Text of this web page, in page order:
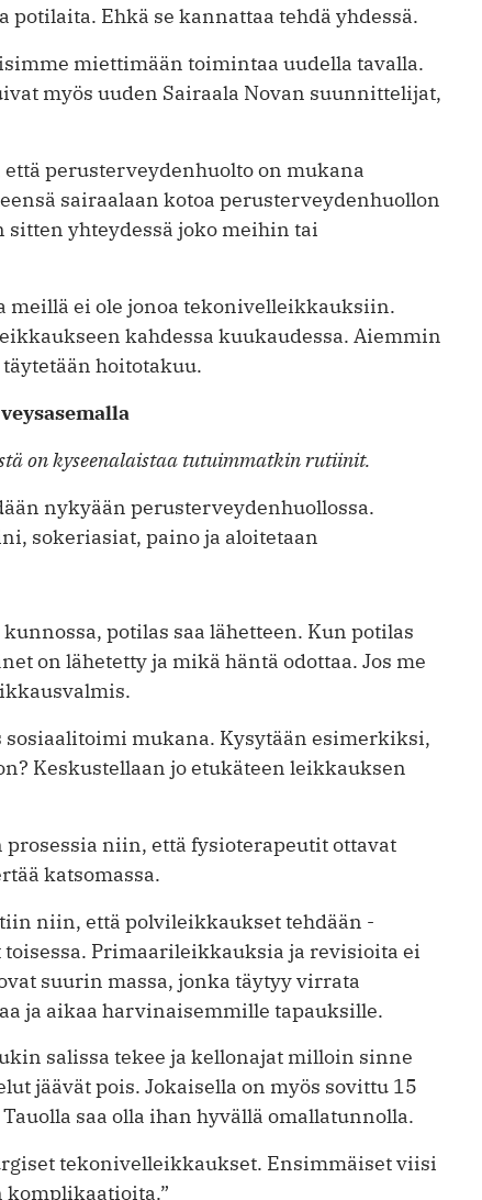
potilaita. Ehkä se kannattaa tehdä yhdessä.
miettimään toimintaa uudella tavalla.
myös uuden Sairaala Novan suunnittelijat,
perusterveydenhuolto on mukana
sairaalaan kotoa perusterveydenhuollon
yhteydessä joko meihin tai
ei ole jonoa tekonivelleikkauksiin.
kahdessa kuukaudessa. Aiemmin
hoitotakuu.
on kyseenalaistaa tutuimmatkin rutiinit.
nykyään perusterveydenhuollossa.
sokeriasiat, paino ja aloitetaan
potilas saa lähetteen. Kun ­potilas
on lähetetty ja mikä häntä odottaa. Jos me
­sosiaalitoimi mukana. Kysytään esimerkiksi,
Keskustellaan jo etukäteen leik­kauksen
niin, että fysioterapeutit ottavat
katsomassa.
niin, että polvileikkaukset tehdään
Primaarileikkauksia ja revisioita ei
suurin massa, jonka täytyy virrata
ja aikaa harvinaisemmille tapauksille.
salissa tekee ja kellonajat milloin sinne
jäävät pois. Jokaisella on myös ­sovittu 15
saa olla ihan hyvällä omallatunnolla.
tekonivelleikkaukset. Ensimmäiset viisi